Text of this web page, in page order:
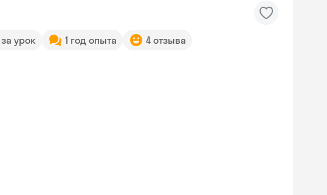
за урок 1 год опыта 4 отзыва